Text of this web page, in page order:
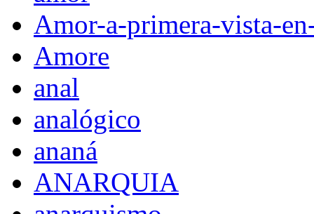
Amor-a-primera-vista-
Amore
anal
analógico
ananá
ANARQUIA